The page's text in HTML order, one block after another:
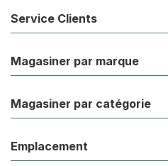
Service Clients
Magasiner par marque
Magasiner par catégorie
Emplacement